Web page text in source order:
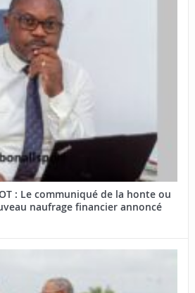
: Le communiqué de la honte ou
naufrage financier annoncé